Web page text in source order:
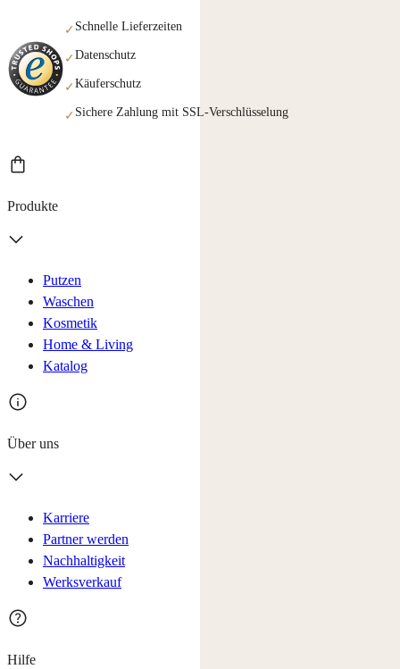
✓ Schnelle Lieferzeiten
✓Datenschutz
✓Käuferschutz
✓ Sichere Zahlung mit SSL-Verschlüsselung
Produkte
Putzen
Waschen
Kosmetik
Home & Living
Katalog
Über uns
Karriere
Partner werden
Nachhaltigkeit
Werksverkauf
Hilfe